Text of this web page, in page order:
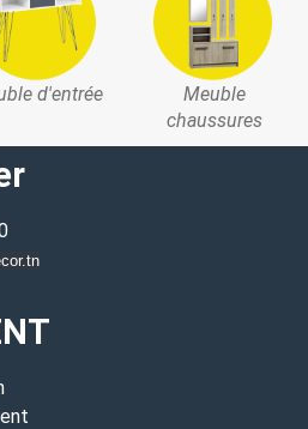
d'entrée
Meuble
chaussures